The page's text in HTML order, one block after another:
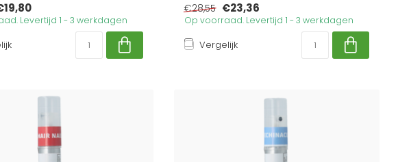
Levertijd 1 - 3 werkdagen
€28,55 €23,36
Op voorraad. Levertijd 1 - 3 werkdagen
Vergelijk